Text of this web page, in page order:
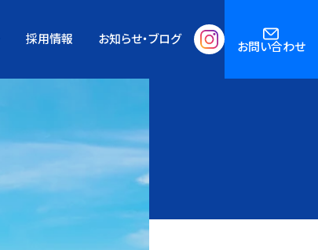
採用情報 お知らせ・ブログ お問い合わせ